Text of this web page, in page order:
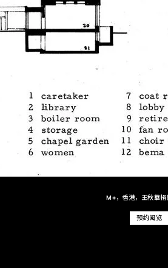
M+，香港，王秋華
预约阅览